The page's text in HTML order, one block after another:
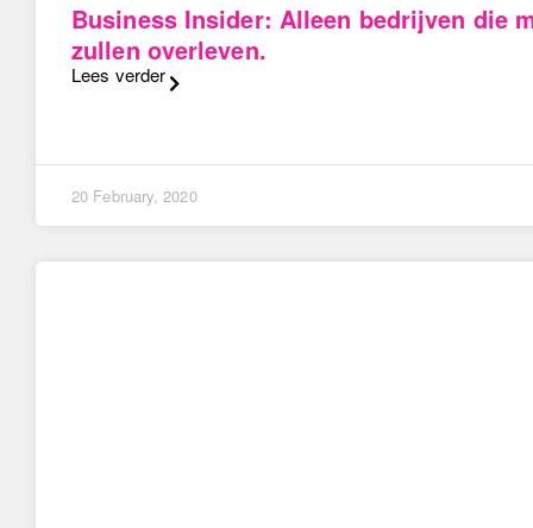
Business Insider: Alleen bedrijven die
zullen overleven.
Lees verder
20 February, 2020